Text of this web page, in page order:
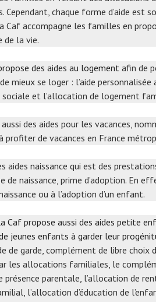
Cependant, chaque forme d’aide est
Caf accompagne les familles en
de la vie.
des aides au logement afin de
mieux se loger : l’aide
et l’allocation de logement
des aides pour les vacances,
profiter de vacances en France
aides naissance qui est des
de naissance, prime d’adoption. En
ou à l’adoption d’un enfant.
Caf propose aussi des aides petite
jeunes enfants à garder leur
de garde, complément de libre choix
les allocations familiales, le
présence parentale, l’allocation de
l’allocation d’éducation de